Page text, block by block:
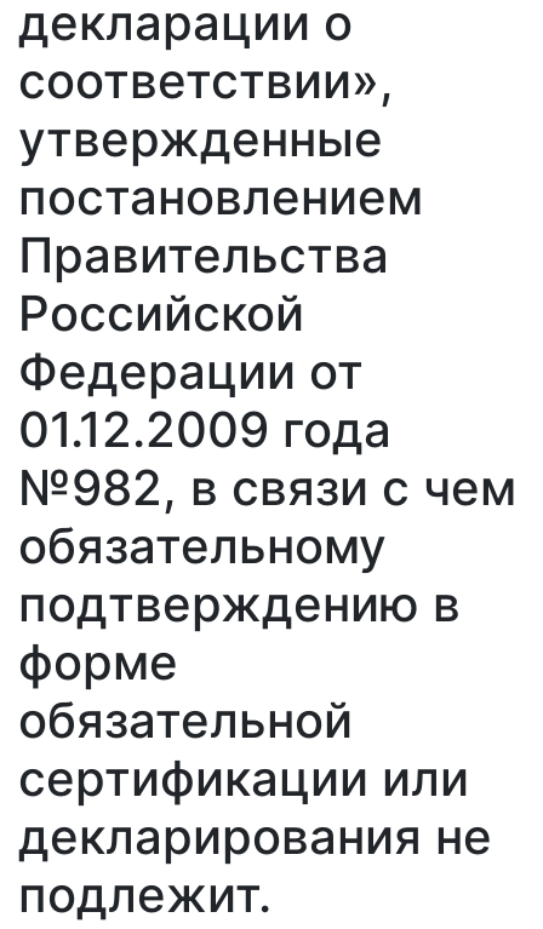
декларации о
соответствии»,
утвержденные
постановлением
Правительства
Российской
Федерации от
01.12.2009 года
№982, в связи с чем
обязательному
подтверждению в
форме
обязательной
сертификации или
декларирования не
подлежит.